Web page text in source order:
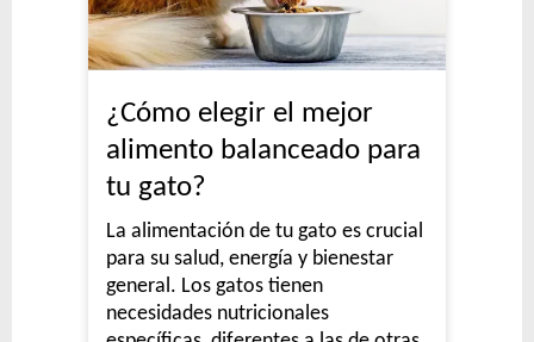
¿Cómo elegir el mejor
alimento balanceado para
tu gato?
La alimentación de tu gato es crucial
para su salud, energía y bienestar
general. Los gatos tienen
necesidades nutricionales